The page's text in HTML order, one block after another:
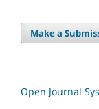
Make a
Open Journal